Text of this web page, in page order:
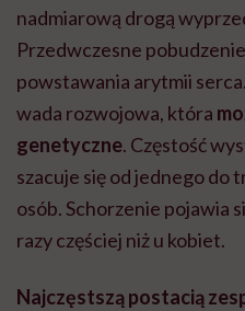
nadmiarową drogą
Przedwczesne
powstawania arytmii
wada rozwojowa, która
genetyczne. Częstość
szacuje się od jednego do
osób. Schorzenie pojawia
razy częściej niż u kobiet.
Najczęstszą postacią